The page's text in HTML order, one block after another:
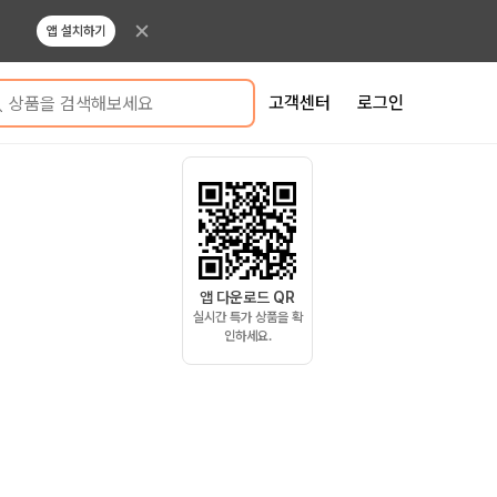
앱 설치하기
상품을 검색해보세요 고객센터 로그인
앱 다운로드 QR
실시간 특가 상품을 확
인하세요.